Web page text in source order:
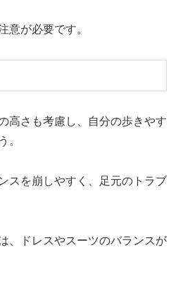
意が必要です。
高さも考慮し、自分の歩きやす
。
スを崩しやすく、足元のトラブ
、ドレスやスーツのバランスが